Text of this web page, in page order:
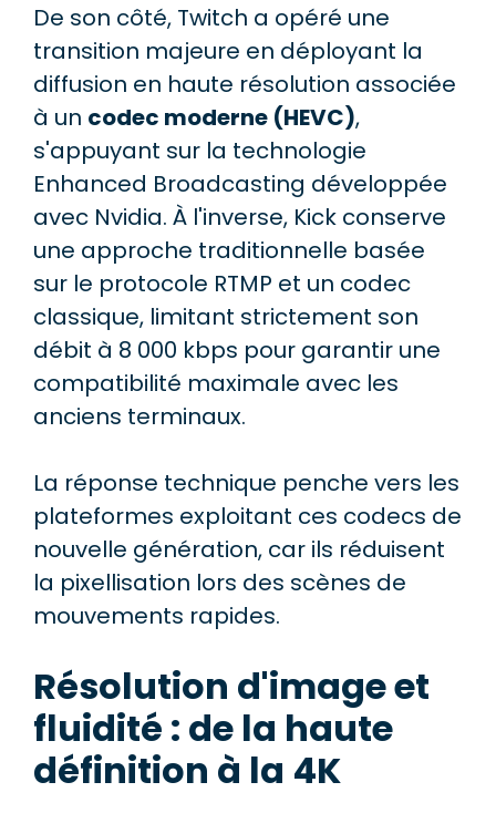
De son côté, Twitch a opéré une
transition majeure en déployant la
diffusion en haute résolution associée
à un codec moderne (HEVC),
s'appuyant sur la technologie
Enhanced Broadcasting développée
avec Nvidia. À l'inverse, Kick conserve
une approche traditionnelle basée
sur le protocole RTMP et un codec
classique, limitant strictement son
débit à 8 000 kbps pour garantir une
compatibilité maximale avec les
anciens terminaux.
La réponse technique penche vers les
plateformes exploitant ces codecs de
nouvelle génération, car ils réduisent
la pixellisation lors des scènes de
mouvements rapides.
Résolution d'image et
fluidité : de la haute
définition à la 4K